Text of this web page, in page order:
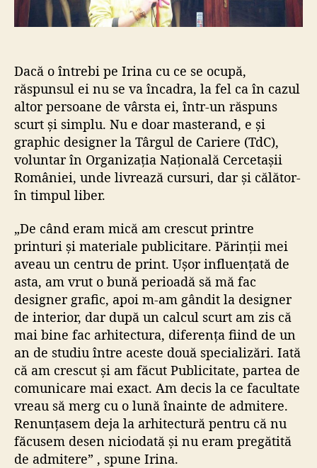
Dacă o întrebi pe Irina cu ce se ocupă,
răspunsul ei nu se va încadra, la fel ca în cazul
altor persoane de vârsta ei, într-un răspuns
scurt și simplu. Nu e doar masterand, e și
graphic designer la Târgul de Cariere (TdC),
voluntar în Organizația Națională Cercetașii
României, unde livrează cursuri, dar și călător-
în timpul liber.
„De când eram mică am crescut printre
printuri și materiale publicitare. Părinții mei
aveau un centru de print. Ușor influențată de
asta, am vrut o bună perioadă să mă fac
designer grafic, apoi m-am gândit la designer
de interior, dar după un calcul scurt am zis că
mai bine fac arhitectura, diferența fiind de un
an de studiu între aceste două specializări. Iată
că am crescut și am făcut Publicitate, partea de
comunicare mai exact. Am decis la ce facultate
vreau să merg cu o lună înainte de admitere.
Renunțasem deja la arhitectură pentru că nu
făcusem desen niciodată și nu eram pregătită
de admitere” , spune Irina.